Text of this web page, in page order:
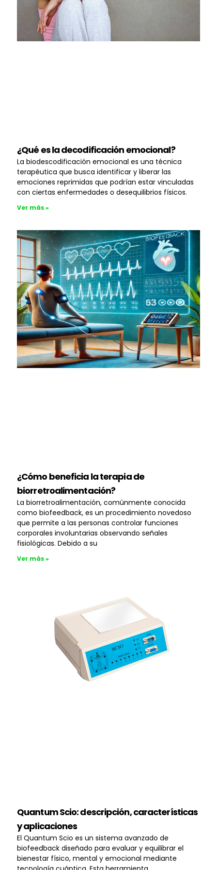
¿Qué es la decodificación emocional?
La biodescodificación emocional es una técnica
terapéutica que busca identificar y liberar las
emociones reprimidas que podrían estar vinculadas
con ciertas enfermedades o desequilibrios físicos.
Ver más »
¿Cómo beneficia la terapia de
biorretroalimentación?
La biorretroalimentación, comúnmente conocida
como biofeedback, es un procedimiento novedoso
que permite a las personas controlar funciones
corporales involuntarias observando señales
fisiológicas. Debido a su
Ver más »
Quantum Scio: descripción, características
y aplicaciones
El Quantum Scio es un sistema avanzado de
biofeedback diseñado para evaluar y equilibrar el
bienestar físico, mental y emocional mediante